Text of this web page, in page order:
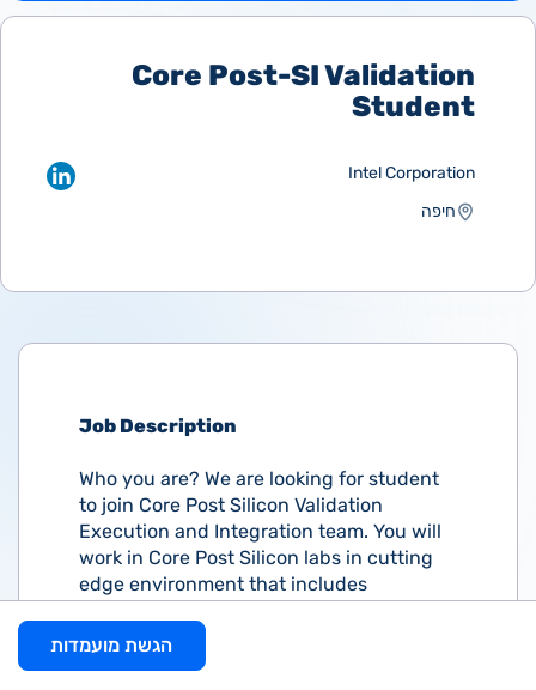
Core Post-SI Validation
Student
Intel Corporation
חיפה
Job Description
Who you are? We are looking for student
to join Core Post Silicon Validation
Execution and Integration team. You will
work in Core Post Silicon labs in cutting
edge environment that includes
which form an automated high-volume
validation echo system. If you enjoy the
הגשת מועמדות